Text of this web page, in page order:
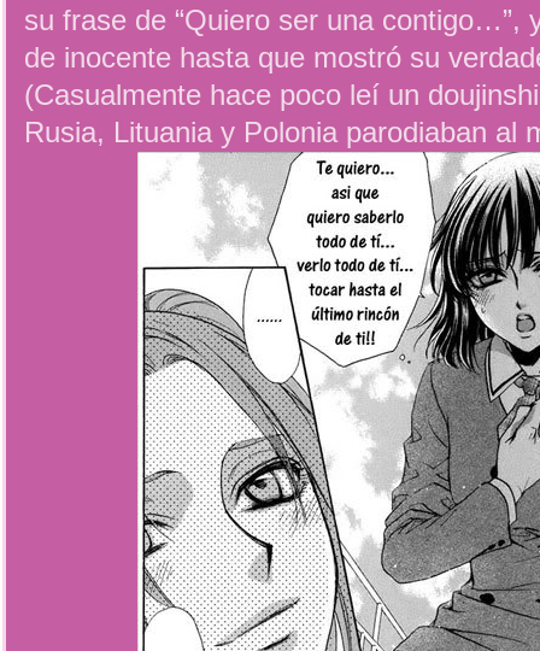
su frase de “Quiero ser una contigo…”,
de inocente hasta que mostró su
(Casualmente hace poco leí un
Rusia, Lituania y Polonia parodiaban al